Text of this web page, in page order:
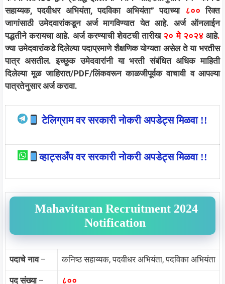
सहाय्यक, पदवीधर अभियंता, पदविका अभियंता” पदाच्या ८००रिक्त
जागांसाठी उमेदवारांकडून अर्ज मागविण्यात येत आहे. अर्ज ऑनलाईन
पद्धतीने करायचा आहे. अर्ज करण्याची शेवटची तारीख२० मे २०२४आहे.
ज्या उमेदवारांकडे दिलेल्या पदाप्रमाणे शैक्षणिक योग्यता असेल ते या भरतीस
पात्र असतील. इच्छुक उमेदवारांनी या भरती संबंधित अधिक माहिती
दिलेल्या मूळ जाहिरात/PDF/लिंकवरून काळजीपूर्वक वाचावी व आपल्या
पात्रतेनुसार अर्ज करावा.
टेलिग्राम वर सरकारी नोकरी अपडेट्स मिळवा !!
व्हाट्सअँप वर सरकारी नोकरी अपडेट्स मिळवा !!
Mahavitaran Recruitment 2024
Notification
पदाचे नाव– कनिष्ठ सहाय्यक, पदवीधर अभियंता, पदविका अभियंता
पद संख्या– ८००